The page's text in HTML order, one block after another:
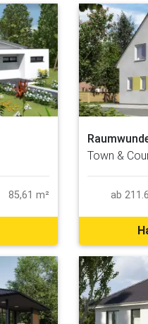
85,61 m²
Town &
ab